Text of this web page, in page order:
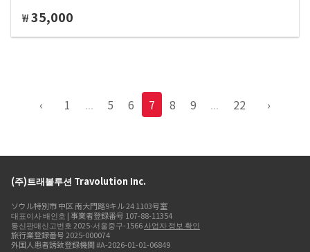
₩35,000
‹ 1 ... 5 6 7 8 9 ... 22 ›
(주)트래볼루션 Travolution Inc.
ソウル特別市 中区 南大門路9キル 24 1103号室
대표이사 배인호 | 事業者登録番号 107-88-11354
통신판매신고번호 2025-서울중구-1566사업자 정보 확인
旅行業登録番号 2025-000074
外国人患者誘致登録機関 #A-2026-01-01-06849